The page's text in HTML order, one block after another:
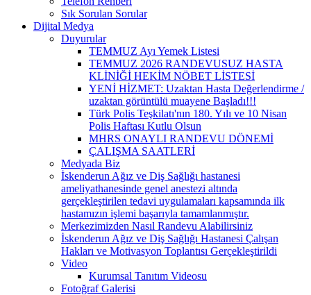
Sık Sorulan Sorular
Dijital Medya
Duyurular
TEMMUZ Ayı Yemek Listesi
TEMMUZ 2026 RANDEVUSUZ HASTA
KLİNİĞİ HEKİM NÖBET LİSTESİ
YENİ HİZMET: Uzaktan Hasta Değerlendirme /
uzaktan görüntülü muayene Başladı!!!
Türk Polis Teşkilatı'nın 180. Yılı ve 10 Nisan
Polis Haftası Kutlu Olsun
MHRS ONAYLI RANDEVU DÖNEMİ
ÇALIŞMA SAATLERİ
Medyada Biz
İskenderun Ağız ve Diş Sağlığı hastanesi
ameliyathanesinde genel anestezi altında
gerçekleştirilen tedavi uygulamaları kapsamında ilk
hastamızın işlemi başarıyla tamamlanmıştır.
Merkezimizden Nasıl Randevu Alabilirsiniz
İskenderun Ağız ve Diş Sağlığı Hastanesi Çalışan
Hakları ve Motivasyon Toplantısı Gerçekleştirildi
Video
Kurumsal Tanıtım Videosu
Fotoğraf Galerisi